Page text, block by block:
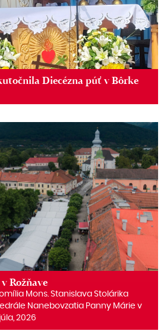
Diecézna púť v Bôrke
Rožňave
Mons. Stanislava Stolárika
Nanebovzatia Panny Márie v
2026